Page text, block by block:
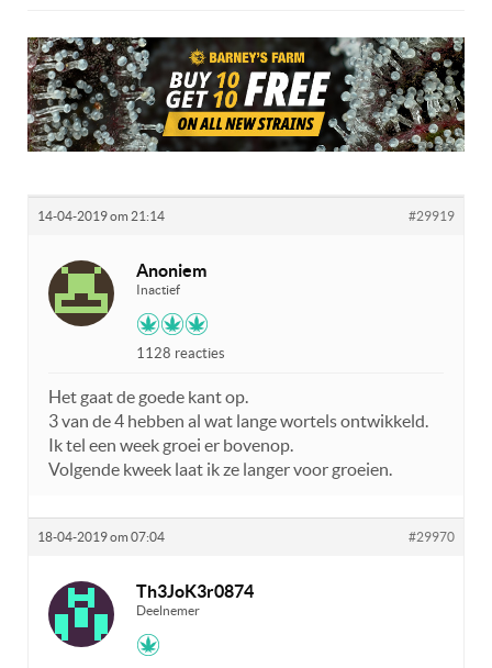
14-04-2019 om 21:14 #29919
Anoniem
Inactief
1128 reacties
Het gaat de goede kant op.
3 van de 4 hebben al wat lange wortels ontwikkeld.
Ik tel een week groei er bovenop.
Volgende kweek laat ik ze langer voor groeien.
18-04-2019 om 07:04 #29970
Th3JoK3r0874
Deelnemer